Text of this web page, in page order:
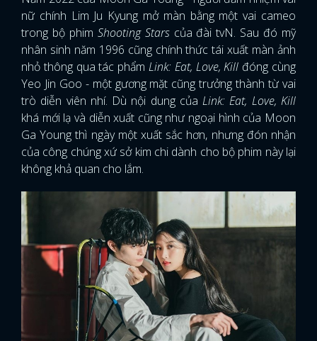
nữ chính Lim Ju Kyung mở màn bằng một vai cameo
trong bộ phim Shooting Stars của đài tvN. Sau đó mỹ
nhân sinh năm 1996 cũng chính thức tái xuất màn ảnh
nhỏ thông qua tác phẩm Link: Eat, Love, Kill đóng cùng
Yeo Jin Goo - một gương mặt cũng trưởng thành từ vai
trò diễn viên nhí. Dù nội dung củaLink: Eat, Love, Kill
khá mới lạ và diễn xuất cũng như ngoại hình của Moon
Ga Young thì ngày một xuất sắc hơn, nhưng đón nhận
của công chúng xứ sở kim chi dành cho bộ phim này lại
không khả quan cho lắm.